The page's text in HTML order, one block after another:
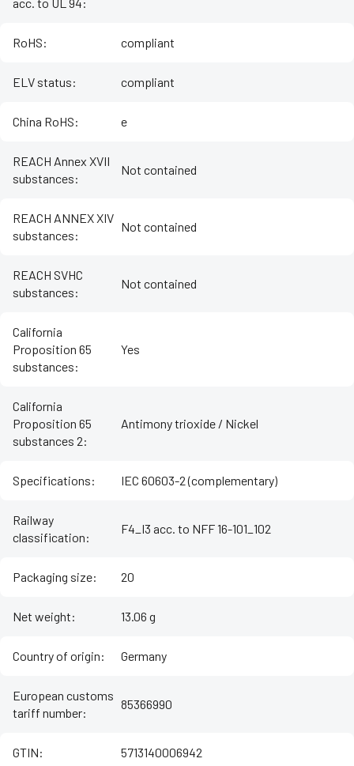
RoHS: compliant
ELV status: compliant
China RoHS: e
REACH Annex XVII
substances:
Not contained
REACH ANNEX XIV
substances:
Not contained
REACH SVHC
substances:
Not contained
California
Proposition 65
substances:
Yes
California
Proposition 65
substances 2:
Antimony trioxide / Nickel
Specifications: IEC 60603-2 (complementary)
Railway
classification:
F4_I3 acc. to NFF 16-101_102
Packaging size: 20
Net weight: 13.06 g
Country of origin: Germany
European customs
tariff number:
85366990
GTIN: 5713140006942